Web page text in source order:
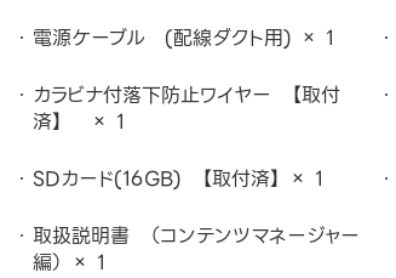
電源ケーブル (配線ダクト用) × 1
カラビナ付落下防止ワイヤー 【取付
済】 × 1
SDカード(16GB) 【取付済】 × 1
取扱説明書 （コンテンツマネージャー
編） × 1